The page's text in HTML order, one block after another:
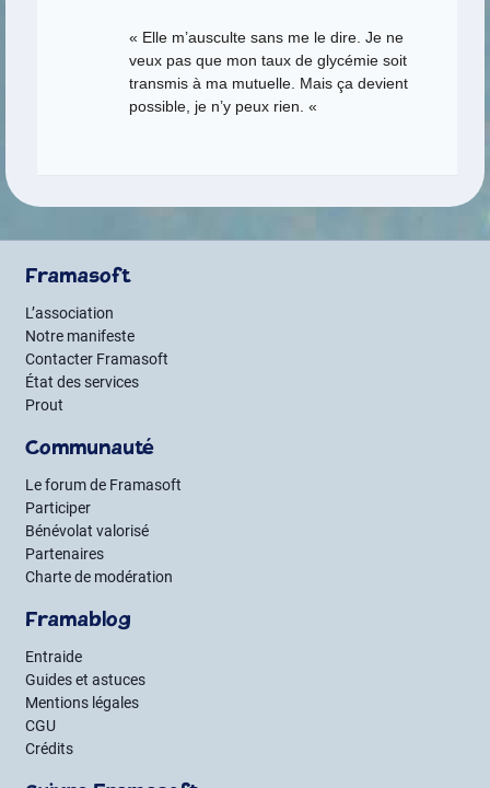
« Elle m’ausculte sans me le dire. Je ne
veux pas que mon taux de glycémie soit
transmis à ma mutuelle. Mais ça devient
possible, je n’y peux rien. «
Framasoft
L’association
Notre manifeste
Contacter Framasoft
État des services
Prout
Communauté
Le forum de Framasoft
Participer
Bénévolat valorisé
Partenaires
Charte de modération
Framablog
Entraide
Guides et astuces
Mentions légales
CGU
Crédits